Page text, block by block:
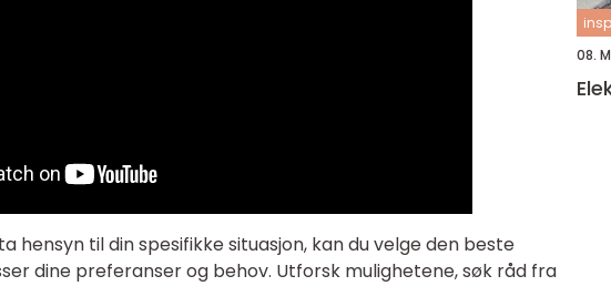
hensyn til din spesifikke situasjon, kan du velge den beste
dine preferanser og behov. Utforsk mulighetene, søk råd fra
08.